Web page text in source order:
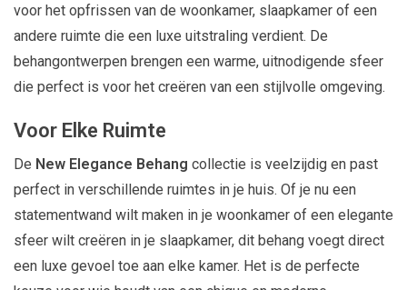
voor het opfrissen van de woonkamer, slaapkamer of een
andere ruimte die een luxe uitstraling verdient. De
behangontwerpen brengen een warme, uitnodigende sfeer
die perfect is voor het creëren van een stijlvolle omgeving.
Voor Elke Ruimte
De New Elegance Behang collectie is veelzijdig en past
perfect in verschillende ruimtes in je huis. Of je nu een
statementwand wilt maken in je woonkamer of een elegante
sfeer wilt creëren in je slaapkamer, dit behang voegt direct
een luxe gevoel toe aan elke kamer. Het is de perfecte